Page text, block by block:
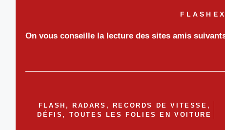
On vous conseille la lecture des sites amis
FLASH, RADARS, RECORDS DE VITESSE,
DÉFIS, TOUTES LES FOLIES EN VOITURE